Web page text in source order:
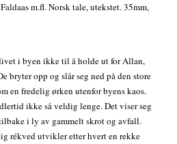
m.fl. Norsk tale, utekstet. 35mm,
i byen ikke til å holde ut for Allan,
bryter opp og slår seg ned på den store
en fredelig ørken utenfor byens kaos.
ikke så veldig lenge. Det viser seg
i ly av gammelt skrot og avfall.
rékved utvikler etter hvert en rekke